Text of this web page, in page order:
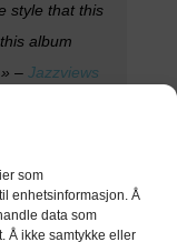
som
enhetsinformasjon. Å
data som
Å ikke samtykke eller
style that this
album
– Jazzviews
i tillegg seks
med
eigne låtar og
dei kanskje